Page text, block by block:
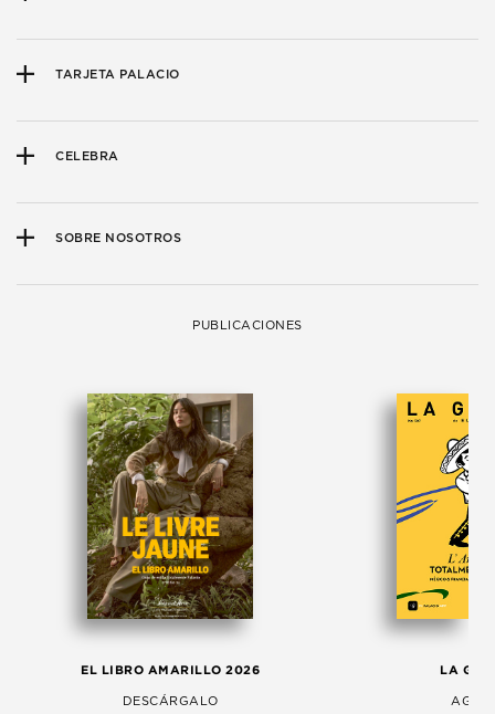
TARJETA PALACIO
CELEBRA
SOBRE NOSOTROS
PUBLICACIONES
EL LIBRO AMARILLO 2026
DESCÁRGALO
LA